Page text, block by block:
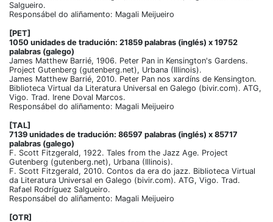
Salgueiro.
Responsábel do aliñamento: Magali Meijueiro
[PET]
1050 unidades de tradución: 21859 palabras (inglés) x 19752
palabras (galego)
James Matthew Barrié, 1906. Peter Pan in Kensington's Gardens.
Project Gutenberg (gutenberg.net), Urbana (Illinois).
James Matthew Barrié, 2010. Peter Pan nos xardíns de Kensington.
Biblioteca Virtual da Literatura Universal en Galego (bivir.com). ATG,
Vigo. Trad. Irene Doval Marcos.
Responsábel do aliñamento: Magali Meijueiro
[TAL]
7139 unidades de tradución: 86597 palabras (inglés) x 85717
palabras (galego)
F. Scott Fitzgerald, 1922. Tales from the Jazz Age. Project
Gutenberg (gutenberg.net), Urbana (Illinois).
F. Scott Fitzgerald, 2010. Contos da era do jazz. Biblioteca Virtual
da Literatura Universal en Galego (bivir.com). ATG, Vigo. Trad.
Rafael Rodríguez Salgueiro.
Responsábel do aliñamento: Magali Meijueiro
[OTR]